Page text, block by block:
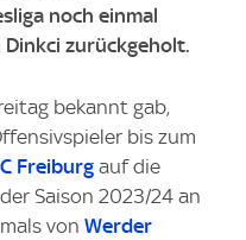
noch einmal
zurückgeholt.
bekannt gab,
bis zum
Freiburgauf die
Saison 2023/24 an
von Werder